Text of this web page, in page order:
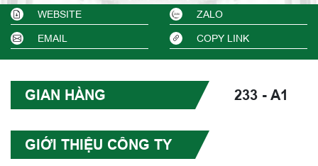
WEBSITE ZALO
EMAIL COPY LINK
GIAN HÀNG 233 - A1
GIỚI THIỆU CÔNG TY